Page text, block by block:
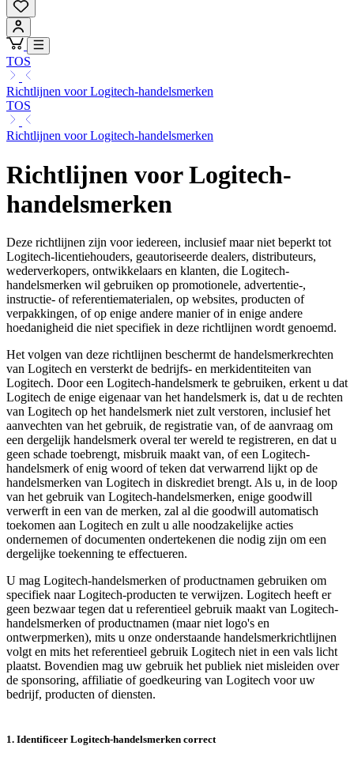
TOS
Richtlijnen voor Logitech-handelsmerken
TOS
Richtlijnen voor Logitech-handelsmerken
Richtlijnen voor Logitech-
handelsmerken
Deze richtlijnen zijn voor iedereen, inclusief maar niet beperkt tot
Logitech-licentiehouders, geautoriseerde dealers, distributeurs,
wederverkopers, ontwikkelaars en klanten, die Logitech-
handelsmerken wil gebruiken op promotionele, advertentie-,
instructie- of referentiematerialen, op websites, producten of
verpakkingen, of op enige andere manier of in enige andere
hoedanigheid die niet specifiek in deze richtlijnen wordt genoemd.
Het volgen van deze richtlijnen beschermt de handelsmerkrechten
van Logitech en versterkt de bedrijfs- en merkidentiteiten van
Logitech. Door een Logitech-handelsmerk te gebruiken, erkent u dat
Logitech de enige eigenaar van het handelsmerk is, dat u de rechten
van Logitech op het handelsmerk niet zult verstoren, inclusief het
aanvechten van het gebruik, de registratie van, of de aanvraag om
een dergelijk handelsmerk overal ter wereld te registreren, en dat u
geen schade toebrengt, misbruik maakt van, of een Logitech-
handelsmerk of enig woord of teken dat verwarrend lijkt op de
handelsmerken van Logitech in diskrediet brengt. Als u, in de loop
van het gebruik van Logitech-handelsmerken, enige goodwill
verwerft in een van de merken, zal al die goodwill automatisch
toekomen aan Logitech en zult u alle noodzakelijke acties
ondernemen of documenten ondertekenen die nodig zijn om een
dergelijke toekenning te effectueren.
U mag Logitech-handelsmerken of productnamen gebruiken om
specifiek naar Logitech-producten te verwijzen. Logitech heeft er
geen bezwaar tegen dat u referentieel gebruik maakt van Logitech-
handelsmerken of productnamen (maar niet logo's en
ontwerpmerken), mits u onze onderstaande handelsmerkrichtlijnen
volgt en mits het referentieel gebruik Logitech niet in een vals licht
plaatst. Bovendien mag uw gebruik het publiek niet misleiden over
de sponsoring, affiliatie of goedkeuring van Logitech voor uw
bedrijf, producten of diensten.
1. Identificeer Logitech-handelsmerken correct